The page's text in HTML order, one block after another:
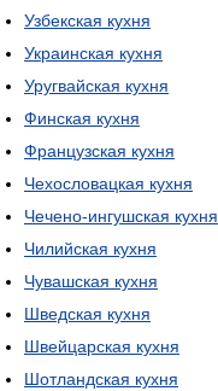
Узбекская кухня
Украинская кухня
Уругвайская кухня
Финская кухня
Французская кухня
Чехословацкая кухня
Чечено-ингушская кухня
Чилийская кухня
Чувашская кухня
Шведская кухня
Швейцарская кухня
Шотландская кухня